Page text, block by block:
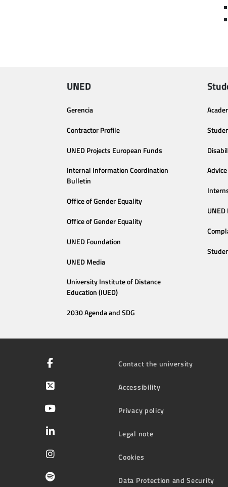
UNED
Gerencia
Contractor Profile
UNED Projects European Funds
Internal Information Coordination
Bulletin
Office of Gender Equality
Office of Gender Equality
UNED Foundation
UNED Media
University Institute of Distance
Education (IUED)
2030 Agenda and SDG
Contact the university
Accessibility
Privacy policy
Legal note
Cookies
Data Protection and Security